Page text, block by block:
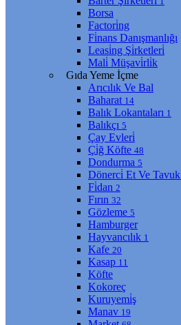
Borsa
Factori̇ng
Fi̇nans Danışmanlığı
Leasi̇ng Şi̇rketleri̇
Mali̇ Müşavi̇rli̇k
Gıda Yeme İçme
Arıcılık Ve Bal
Baharat 14
Balık Lokantaları 1
Balıkçı 5
Çay Evleri̇
Çi̇ğ Köfte 48
Dondurma 5
Dönerci̇ Et Ve Tavuk
Fi̇dan 2
Fırın 32
Gözleme 5
Hamburger
Hayvancılık 1
Kafe 20
Kasap 11
Köfte
Kokoreç
Kuruyemi̇ş
Manav 19